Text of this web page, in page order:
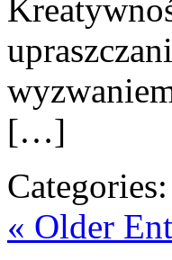
[…]
Categories:
« Older